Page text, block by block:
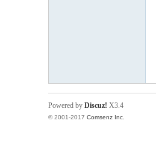
Powered by Discuz! X3.4
© 2001-2017 Comsenz Inc.